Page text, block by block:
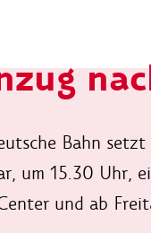
Bahn
um 15.30 Uhr,
und ab